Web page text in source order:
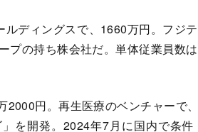
ディングスで、1660万円。フジ
プの持ち株会社だ。単体従業員数
円。再生医療のベンチャーで
を開発。2024年7月に国内で条